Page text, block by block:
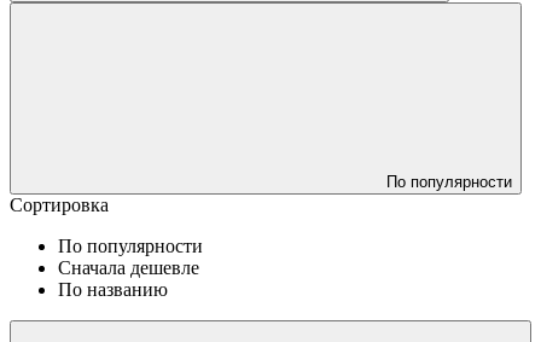
По популярности
Сортировка
По популярности
Сначала дешевле
По названию